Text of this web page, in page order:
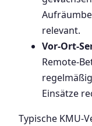
relevant.
Vor-Ort-
Remote-
Einsätze
Typische KMU-